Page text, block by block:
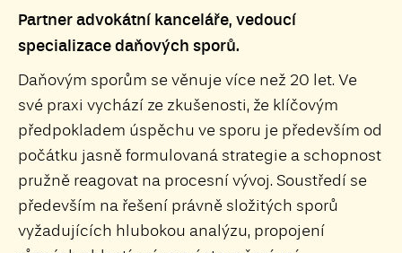
Partner advokátní kanceláře, vedoucí
specializace daňových sporů.
Daňovým sporům se věnuje více než 20 let. Ve
své praxi vychází ze zkušenosti, že klíčovým
předpokladem úspěchu ve sporu je především od
počátku jasně formulovaná strategie a schopnost
pružně reagovat na procesní vývoj. Soustředí se
především na řešení právně složitých sporů
vyžadujících hlubokou analýzu, propojení